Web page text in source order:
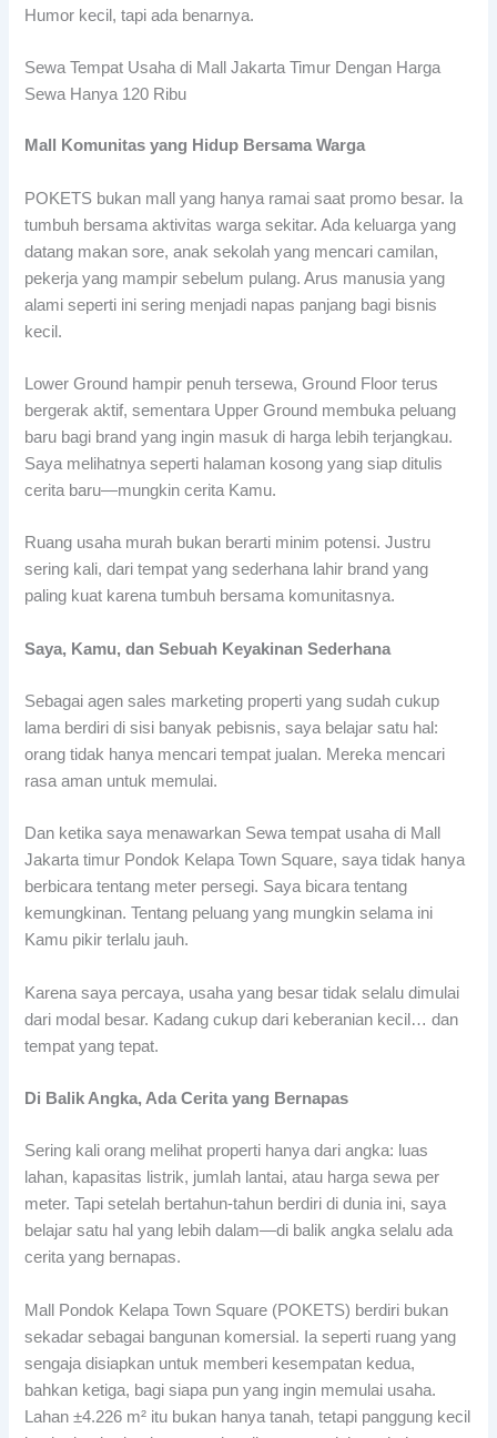
Humor kecil, tapi ada benarnya.
Sewa Tempat Usaha di Mall Jakarta Timur Dengan Harga
Sewa Hanya 120 Ribu
Mall Komunitas yang Hidup Bersama Warga
POKETS bukan mall yang hanya ramai saat promo besar. Ia
tumbuh bersama aktivitas warga sekitar. Ada keluarga yang
datang makan sore, anak sekolah yang mencari camilan,
pekerja yang mampir sebelum pulang. Arus manusia yang
alami seperti ini sering menjadi napas panjang bagi bisnis
kecil.
Lower Ground hampir penuh tersewa, Ground Floor terus
bergerak aktif, sementara Upper Ground membuka peluang
baru bagi brand yang ingin masuk di harga lebih terjangkau.
Saya melihatnya seperti halaman kosong yang siap ditulis
cerita baru—mungkin cerita Kamu.
Ruang usaha murah bukan berarti minim potensi. Justru
sering kali, dari tempat yang sederhana lahir brand yang
paling kuat karena tumbuh bersama komunitasnya.
Saya, Kamu, dan Sebuah Keyakinan Sederhana
Sebagai agen sales marketing properti yang sudah cukup
lama berdiri di sisi banyak pebisnis, saya belajar satu hal:
orang tidak hanya mencari tempat jualan. Mereka mencari
rasa aman untuk memulai.
Dan ketika saya menawarkan Sewa tempat usaha di Mall
Jakarta timur Pondok Kelapa Town Square, saya tidak hanya
berbicara tentang meter persegi. Saya bicara tentang
kemungkinan. Tentang peluang yang mungkin selama ini
Kamu pikir terlalu jauh.
Karena saya percaya, usaha yang besar tidak selalu dimulai
dari modal besar. Kadang cukup dari keberanian kecil… dan
tempat yang tepat.
Di Balik Angka, Ada Cerita yang Bernapas
Sering kali orang melihat properti hanya dari angka: luas
lahan, kapasitas listrik, jumlah lantai, atau harga sewa per
meter. Tapi setelah bertahun-tahun berdiri di dunia ini, saya
belajar satu hal yang lebih dalam—di balik angka selalu ada
cerita yang bernapas.
Mall Pondok Kelapa Town Square (POKETS) berdiri bukan
sekadar sebagai bangunan komersial. Ia seperti ruang yang
sengaja disiapkan untuk memberi kesempatan kedua,
bahkan ketiga, bagi siapa pun yang ingin memulai usaha.
Lahan ±4.226 m² itu bukan hanya tanah, tetapi panggung kecil